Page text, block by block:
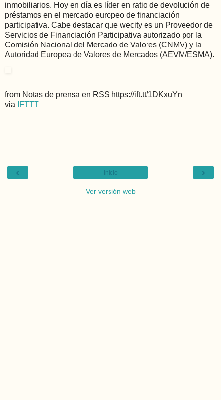
inmobiliarios. Hoy en día es líder en ratio de devolución de
préstamos en el mercado europeo de financiación
participativa. Cabe destacar que wecity es un Proveedor de
Servicios de Financiación Participativa autorizado por la
Comisión Nacional del Mercado de Valores (CNMV) y la
Autoridad Europea de Valores de Mercados (AEVM/ESMA).
from Notas de prensa en RSS https://ift.tt/1DKxuYn
via IFTTT
‹ ›
Inicio
Ver versión web